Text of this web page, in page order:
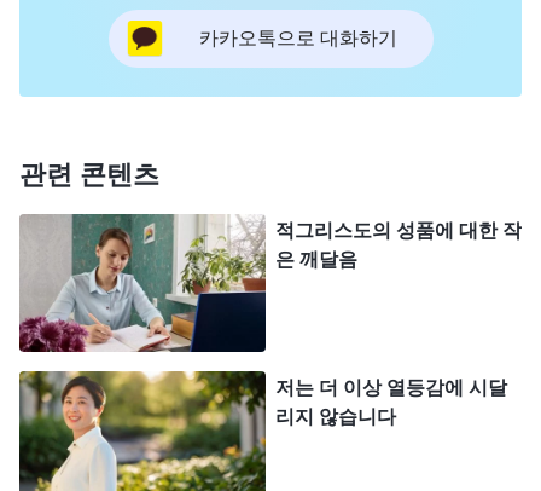
를 추구해야 하는가(7)＞ 중에서)말씀을 묵상하면서 저
는 속으로 무척 감동받았습니다. 제가 부족한 자질을
갖게 된 것도 하나님께서 정하신 것이고, 그 안에는
명예욕, 지위욕이 강해서, 어릴 때부터 항상 사람들
사이에서 두각을 드러내고 싶어 했습니다. 만약 제가
두뇌와 자질이 좋고, 말을 잘하고, 모든 면에서 조건
이 좋아서 세상에서 높은 자리에 앉고, 사람들로부터
우러름과 선망을 받았다면, 저는 하나님 앞에 나아오
리며 살았을 것입니다. 부족한 자질 덕분에 저는 하
나님의 보호를 받을 수 있었고, 하나님 앞에 나아올
수 있었습니다. 이것은 저를 향한 하나님의 구원입니
카카오톡으로 대화하기
관련 콘텐츠
적그리스도의 성품에 대한 작
은 깨달음
저는 더 이상 열등감에 시달
리지 않습니다